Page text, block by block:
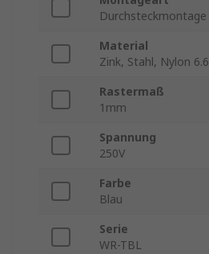
Durchsteckmontage
Material
Zink, Stahl, Nylon 6.6
Rastermaß
1mm
Spannung
250V
Farbe
Blau
Serie
WR-TBL